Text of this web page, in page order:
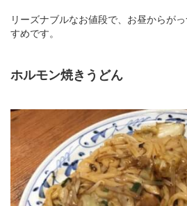
リーズナブルなお値段で、お昼からが
すめです。
ホルモン焼きうどん